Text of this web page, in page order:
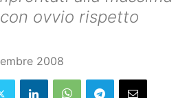
ovvio rispetto
2008